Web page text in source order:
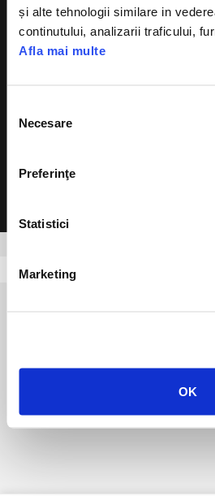
și alte tehnologii similare in
continutului, analizarii traficului,
Afla mai multe
consimțământului
Necesare
Preferinţe
Statistici
Marketing
OK
Ustawodawstwo
Cookies